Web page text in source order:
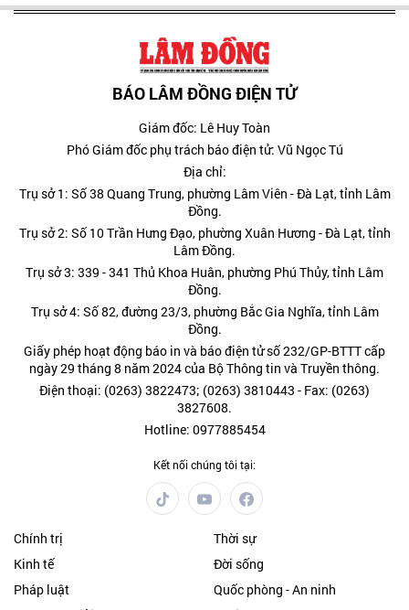
BÁO LÂM ĐỒNG ĐIỆN TỬ
Giám đốc: Lê Huy Toàn
Phó Giám đốc phụ trách báo điện tử: Vũ Ngọc Tú
Địa chỉ:
Trụ sở 1: Số 38 Quang Trung, phường Lâm Viên - Đà Lạt, tỉnh Lâm
Đồng.
Trụ sở 2: Số 10 Trần Hưng Đạo, phường Xuân Hương - Đà Lạt, tỉnh
Lâm Đồng.
Trụ sở 3: 339 - 341 Thủ Khoa Huân, phường Phú Thủy, tỉnh Lâm
Đồng.
Trụ sở 4: Số 82, đường 23/3, phường Bắc Gia Nghĩa, tỉnh Lâm
Đồng.
Giấy phép hoạt động báo in và báo điện tử số 232/GP-BTTT cấp
ngày 29 tháng 8 năm 2024 của Bộ Thông tin và Truyền thông.
Điện thoại: (0263) 3822473; (0263) 3810443 - Fax: (0263)
3827608.
Hotline: 0977885454
Kết nối chúng tôi tại:
Chính trị
Thời sự
Kinh tế
Đời sống
Pháp luật
Quốc phòng - An ninh